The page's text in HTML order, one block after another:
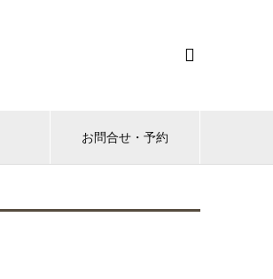

お問合せ・予約